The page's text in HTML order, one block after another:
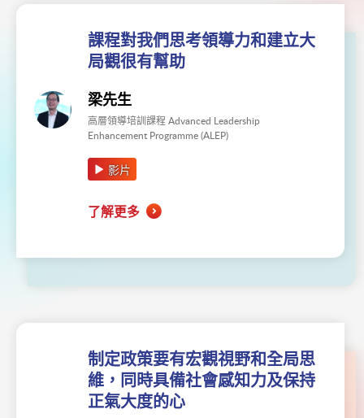
課程對我們思考領導力和建立大
局觀很有幫助
梁先生
高層領導培訓課程 Advanced Leadership
Enhancement Programme (ALEP)
影片
了解更多
制定政策要有宏觀視野和全局思
維，同時具備社會感知力及保持
正氣大度的心